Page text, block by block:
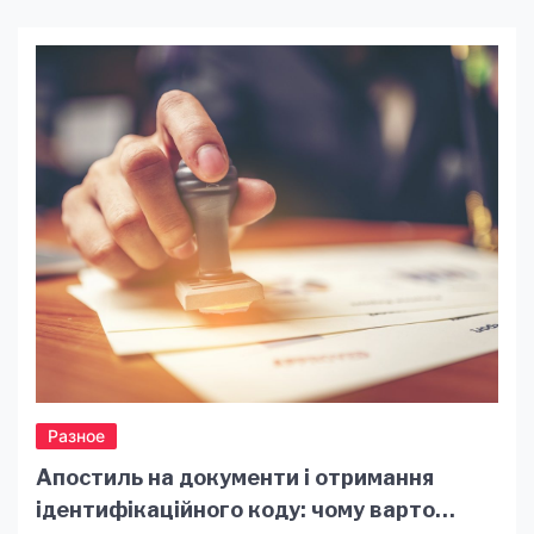
зернових, овочів та інших культур. Єдиний
спосіб ефективно боротися з цим агресивним
бур’яном — купити гербіциди від пирію,
спеціально розроблені для знищення його
кореневищ. У цій статті ми розповімо, які
гербіциди […]
Разное
Апостиль на документи і отримання
ідентифікаційного коду: чому варто